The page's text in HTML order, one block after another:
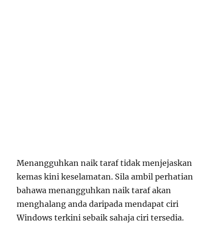
Menangguhkan naik taraf tidak menjejaskan
kemas kini keselamatan. Sila ambil perhatian
bahawa menangguhkan naik taraf akan
menghalang anda daripada mendapat ciri
Windows terkini sebaik sahaja ciri tersedia.